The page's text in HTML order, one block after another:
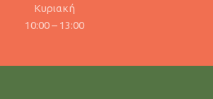
Κυριακή
10:00 – 13:00